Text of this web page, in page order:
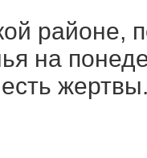
районе,
на